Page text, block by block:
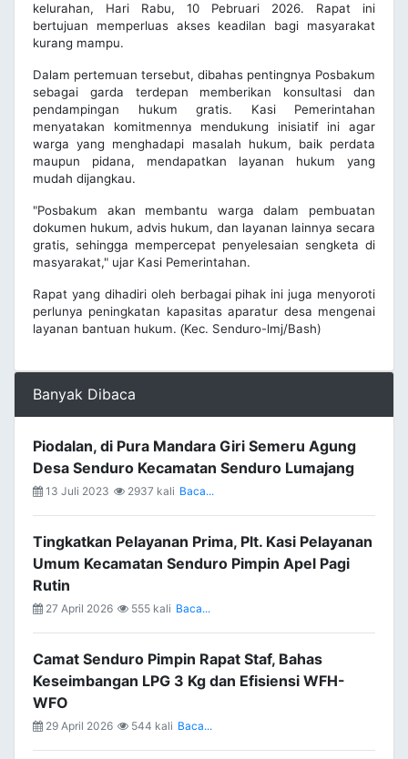
kelurahan, Hari Rabu, 10 Pebruari 2026. Rapat ini
bertujuan memperluas akses keadilan bagi masyarakat
kurang mampu.
Dalam pertemuan tersebut, dibahas pentingnya Posbakum
sebagai garda terdepan memberikan konsultasi dan
pendampingan hukum gratis. Kasi Pemerintahan
menyatakan komitmennya mendukung inisiatif ini agar
warga yang menghadapi masalah hukum, baik perdata
maupun pidana, mendapatkan layanan hukum yang
mudah dijangkau.
"Posbakum akan membantu warga dalam pembuatan
dokumen hukum, advis hukum, dan layanan lainnya secara
gratis, sehingga mempercepat penyelesaian sengketa di
masyarakat," ujar Kasi Pemerintahan.
Rapat yang dihadiri oleh berbagai pihak ini juga menyoroti
perlunya peningkatan kapasitas aparatur desa mengenai
layanan bantuan hukum. (Kec. Senduro-lmj/Bash)
Banyak Dibaca
Piodalan, di Pura Mandara Giri Semeru Agung
Desa Senduro Kecamatan Senduro Lumajang
13 Juli 2023 2937 kali Baca...
Tingkatkan Pelayanan Prima, Plt. Kasi Pelayanan
Umum Kecamatan Senduro Pimpin Apel Pagi
Rutin
27 April 2026 555 kali Baca...
Camat Senduro Pimpin Rapat Staf, Bahas
Keseimbangan LPG 3 Kg dan Efisiensi WFH-
WFO
29 April 2026 544 kali Baca...